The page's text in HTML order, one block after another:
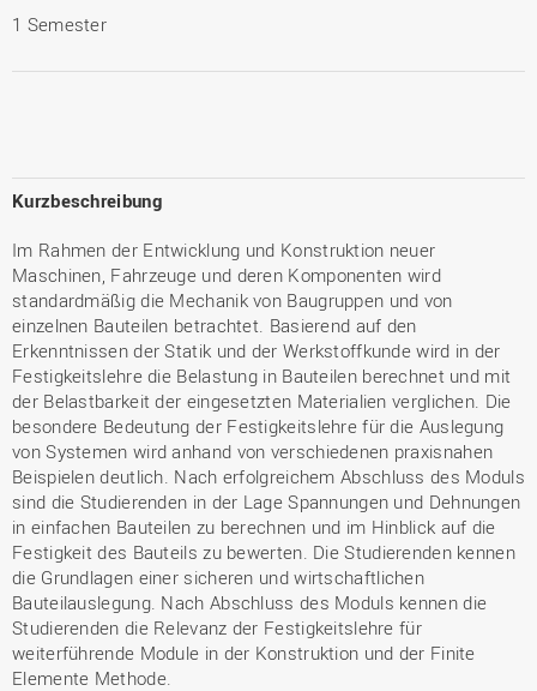
1 Semester
Kurzbeschreibung
Im Rahmen der Entwicklung und Konstruktion neuer
Maschinen, Fahrzeuge und deren Komponenten wird
standardmäßig die Mechanik von Baugruppen und von
einzelnen Bauteilen betrachtet. Basierend auf den
Erkenntnissen der Statik und der Werkstoffkunde wird in der
Festigkeitslehre die Belastung in Bauteilen berechnet und mit
der Belastbarkeit der eingesetzten Materialien verglichen. Die
besondere Bedeutung der Festigkeitslehre für die Auslegung
von Systemen wird anhand von verschiedenen praxisnahen
Beispielen deutlich. Nach erfolgreichem Abschluss des Moduls
sind die Studierenden in der Lage Spannungen und Dehnungen
in einfachen Bauteilen zu berechnen und im Hinblick auf die
Festigkeit des Bauteils zu bewerten. Die Studierenden kennen
die Grundlagen einer sicheren und wirtschaftlichen
Bauteilauslegung. Nach Abschluss des Moduls kennen die
Studierenden die Relevanz der Festigkeitslehre für
weiterführende Module in der Konstruktion und der Finite
Elemente Methode.